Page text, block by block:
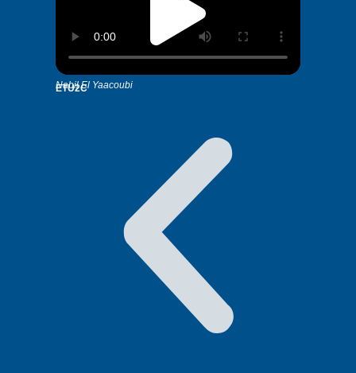
Nabil El Yaacoubi
ETU2C